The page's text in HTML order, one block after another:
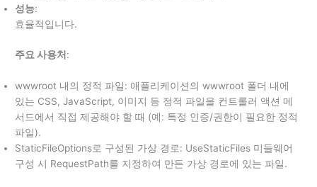
성능:
효율적입니다.
주요 사용처 :
wwwroot 내의 정적 파일: 애플리케이션의 wwwroot 폴더 내에
있는 CSS, JavaScript, 이미지 등 정적 파일을 컨트롤러 액션 메
서드에서 직접 제공해야 할 때 (예: 특정 인증/권한이 필요한 정적
파일).
StaticFileOptions로 구성된 가상 경로: UseStaticFiles 미들웨어
구성 시 RequestPath를 지정하여 만든 가상 경로에 있는 파일.